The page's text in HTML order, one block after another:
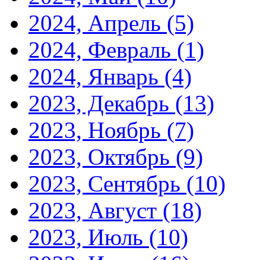
2024, Апрель (5)
2024, Февраль (1)
2024, Январь (4)
2023, Декабрь (13)
2023, Ноябрь (7)
2023, Октябрь (9)
2023, Сентябрь (10)
2023, Август (18)
2023, Июль (10)